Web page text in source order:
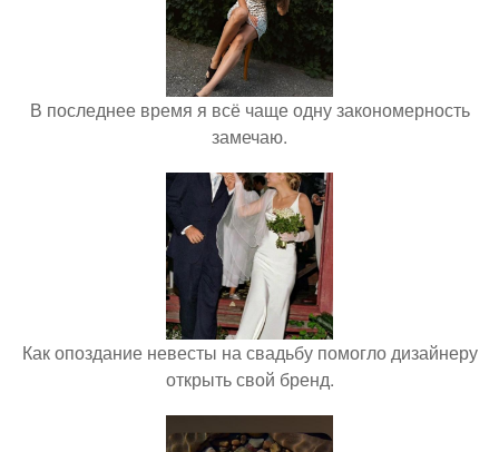
В последнее время я всё чаще одну закономерность
замечаю.
Как опоздание невесты на свадьбу помогло дизайнеру
открыть свой бренд.